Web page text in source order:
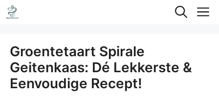
Ga
naar
inhoud
Groentetaart Spirale
Geitenkaas: Dé Lekkerste &
Eenvoudige Recept!